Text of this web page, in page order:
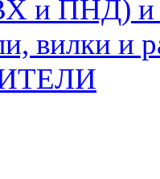
и ПНД) и
вилки и